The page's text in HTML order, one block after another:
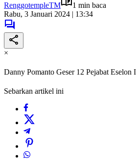
RenggotempleTM
1 min baca
Rabu, 3 Januari 2024 | 13:34
×
Danny Pomanto Geser 12 Pejabat Eselon
Sebarkan artikel ini